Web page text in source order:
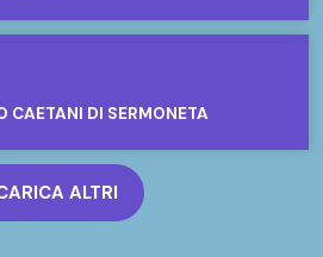
CAETANI DI SERMONETA
ALTRI